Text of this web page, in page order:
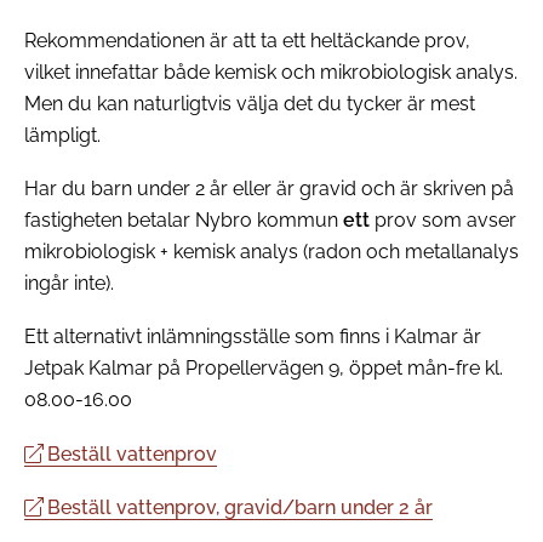
Rekommendationen är att ta ett heltäckande prov,
vilket innefattar både kemisk och mikrobiologisk analys.
Men du kan naturligtvis välja det du tycker är mest
lämpligt.
Har du barn under 2 år eller är gravid och är skriven på
fastigheten betalar Nybro kommun ett prov som avser
mikrobiologisk + kemisk analys (radon och metallanalys
ingår inte).
Ett alternativt inlämningsställe som finns i Kalmar är
Jetpak Kalmar på Propellervägen 9, öppet mån-fre kl.
08.00-16.00
Beställ vattenprov
Beställ vattenprov, gravid/barn under 2 år